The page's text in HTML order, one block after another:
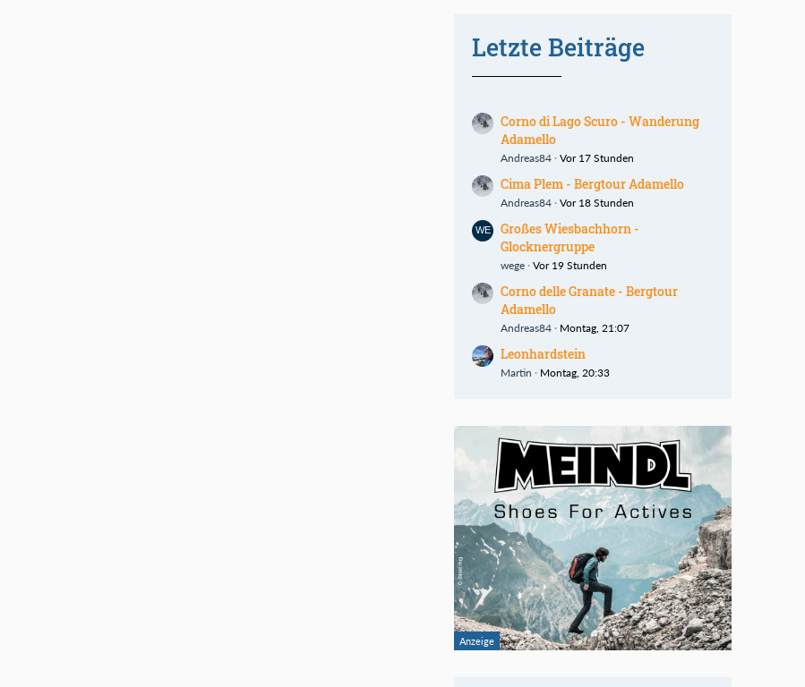
Letzte Beiträge
Corno di Lago Scuro - Wanderung
Adamello
Andreas84 Vor 17 Stunden
Cima Plem - Bergtour Adamello
Andreas84 Vor 18 Stunden
Großes Wiesbachhorn -
Glocknergruppe
wege Vor 19 Stunden
Corno delle Granate - Bergtour
Adamello
Andreas84 Montag, 21:07
Leonhardstein
Martin Montag, 20:33